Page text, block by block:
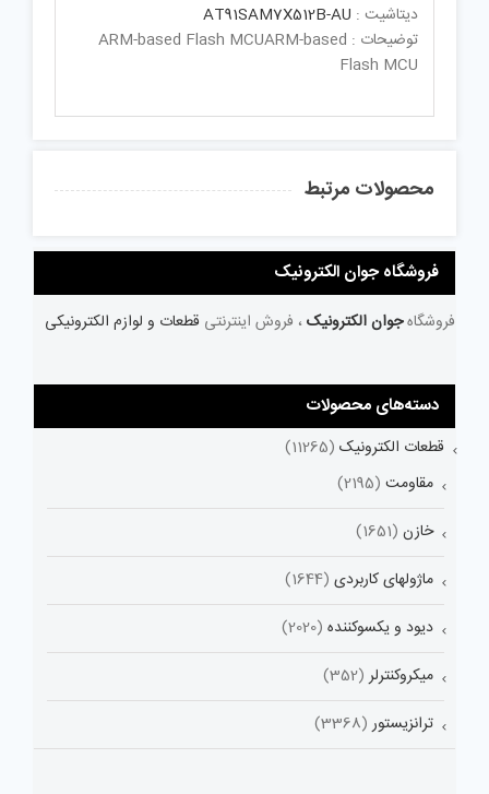
دیتاشیت : AT91SAM7X512B-AU
توضیحات : ARM-based Flash MCUARM-based
Flash MCU
محصولات مرتبط
فروشگاه جوان الکترونیک
فروشگاهجوان الکترونیک ، فروش اینترنتی قطعات و لوازم الکترونیکی
دسته‌های محصولات
قطعات الکترونیک (11265)
مقاومت (2195)
خازن (1651)
ماژولهای کاربردی (1644)
دیود و یکسوکننده (2020)
میکروکنترلر (352)
ترانزیستور (3368)